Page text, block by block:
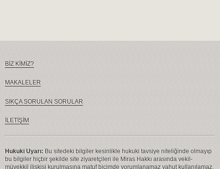
BİZ KİMİZ?
MAKALELER
SIKÇA SORULAN SORULAR
İLETİŞİM
Hukuki Uyarı: Bu sitedeki bilgiler kesinlikle hukuki tavsiye niteliğinde olmayıp
bu bilgiler hiçbir şekilde site ziyaretçileri ile Miras Hakkı arasında vekil-
müvekkil ilişkisi kurulmasına matuf biçimde yorumlanamaz yahut kullanılamaz.